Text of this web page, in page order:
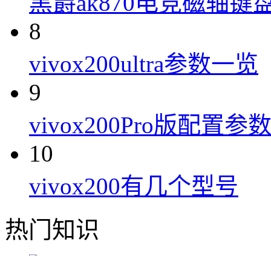
8
vivox200ultra参数一览
9
vivox200Pro版配置参数
10
vivox200有几个型号
热门知识